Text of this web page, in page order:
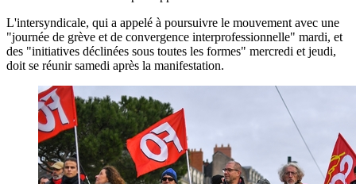
L'intersyndicale, qui a appelé à poursuivre le mouvement avec une
"journée de grève et de convergence interprofessionnelle" mardi, et
des "initiatives déclinées sous toutes les formes" mercredi et jeudi,
doit se réunir samedi après la manifestation.